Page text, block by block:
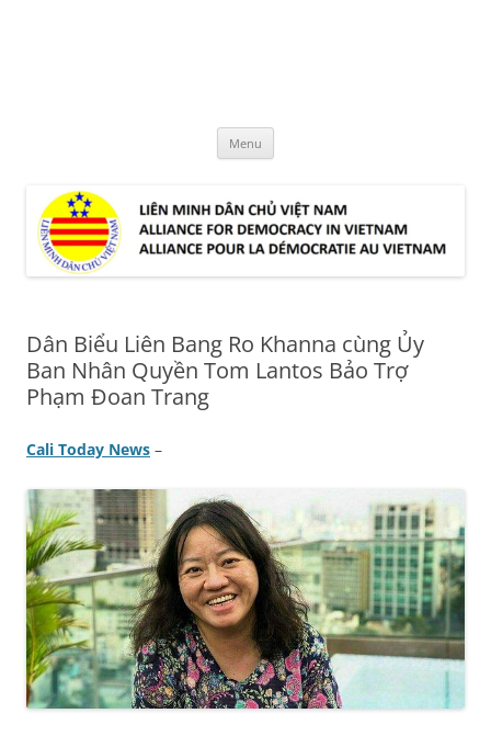
Menu
Dân Biểu Liên Bang Ro Khanna cùng Ủy
Ban Nhân Quyền Tom Lantos Bảo Trợ
Phạm Đoan Trang
Cali Today News –